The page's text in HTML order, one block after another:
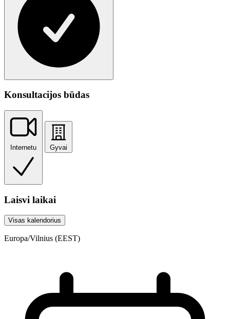
Konsultacijos būdas
Internetu Gyvai
Laisvi laikai
Visas kalendorius
Europa/Vilnius (EEST)